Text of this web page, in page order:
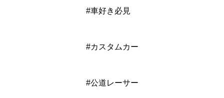
#車好き必見
#カスタムカー
#公道レーサー